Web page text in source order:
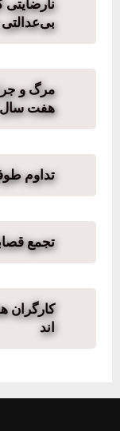
نارضایتی
مرگ و
هفت سال
تداوم
تجمع
کارگران
اند